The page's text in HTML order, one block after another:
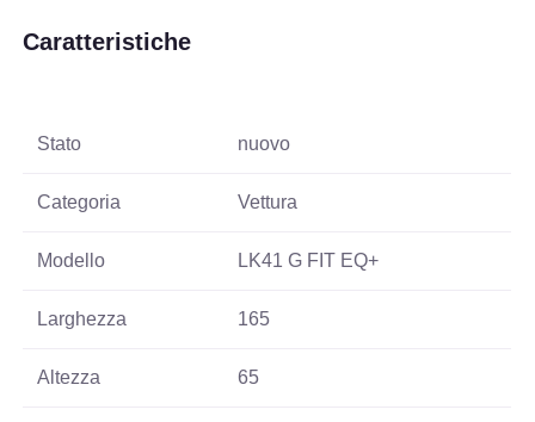
Caratteristiche
Stato nuovo
Categoria Vettura
Modello LK41 G FIT EQ+
Larghezza 165
Altezza 65